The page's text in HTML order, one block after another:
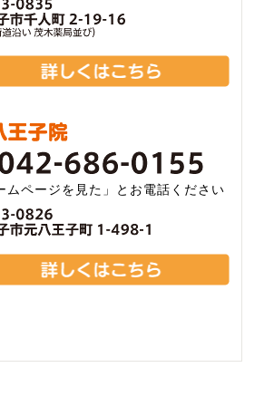
ムページを見た」とお電話ください